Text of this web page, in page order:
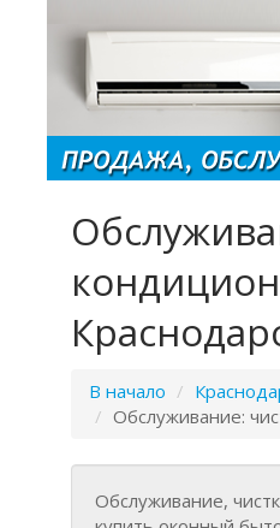
В начало /
/ Обслуживание:
Обслуживание,